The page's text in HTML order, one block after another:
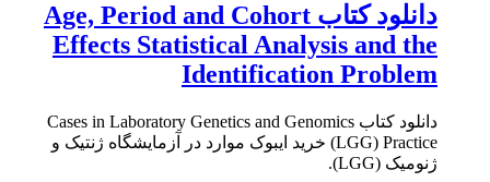
دانلود کتاب Age, Period and Cohort
Effects Statistical Analysis and the
Identification Problem
دانلود کتاب Cases in Laboratory Genetics and Genomics
(LGG) Practice خرید ایبوک موارد در آزمایشگاه ژنتیک و
ژنومیک (LGG).